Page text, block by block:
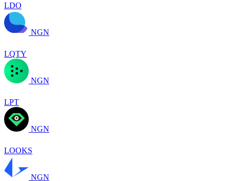
LDO
NGN
LQTY
NGN
LPT
NGN
LOOKS
NGN